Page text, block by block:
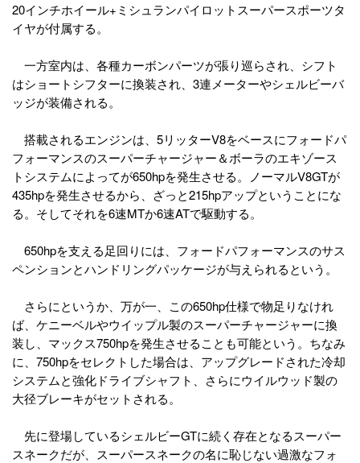
20インチホイール+ミシュランパイロットスーパースポーツタ
イヤが付属する。
一方室内は、各種カーボンパーツが張り巡らされ、シフト
はショートシフターに換装され、3連メーターやシェルビーバ
ッジが装備される。
搭載されるエンジンは、5リッターV8をベースにフォードパ
フォーマンスのスーパーチャージャー＆ボーラのエキゾース
トシステムによってが650hpを発生させる。ノーマルV8GTが
435hpを発生させるから、ざっと215hpアップということにな
る。そしてそれを6速MTか6速ATで駆動する。
650hpを支える足回りには、フォードパフォーマンスのサス
ペンションとハンドリングパッケージが与えられるという。
さらにというか、万が一、この650hp仕様で物足りなけれ
ば、ケニーベルやウイップル製のスーパーチャージャーに換
装し、マックス750hpを発生させることも可能という。ちなみ
に、750hpをセレクトした場合は、アップグレードされた冷却
システムと強化ドライブシャフト、さらにウイルウッド製の
大径ブレーキがセットされる。
先に登場しているシェルビーGTに続く存在となるスーパー
スネークだが、スーパースネークの名に恥じない過激なフォ